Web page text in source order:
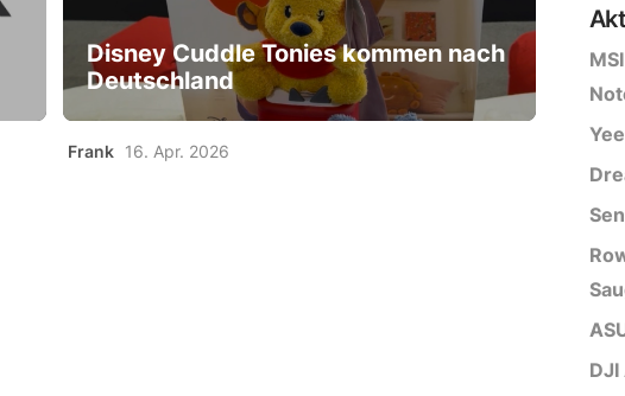
Disney Cuddle Tonies kommen nach
Deutschland
Frank 16. Apr. 2026